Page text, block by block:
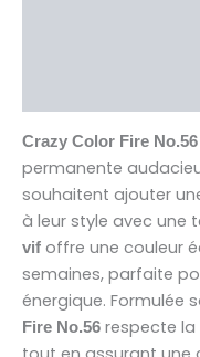
Crazy Color Fire No.56
permanente
souhaitent ajouter
à leur style avec une
vif offre une couleur
semaines, parfaite
énergique. Formulée
Fire No.56 respecte la